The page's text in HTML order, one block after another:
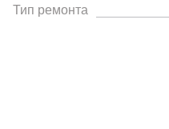
Тип ремонта